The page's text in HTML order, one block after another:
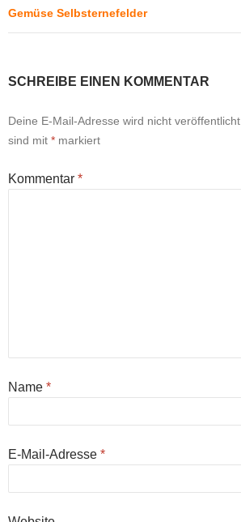
Gemüse Selbsternefelder
SCHREIBE EINEN KOMMENTAR
Deine E-Mail-Adresse wird nicht veröffentlicht.
sind mit * markiert
Kommentar *
Name *
E-Mail-Adresse *